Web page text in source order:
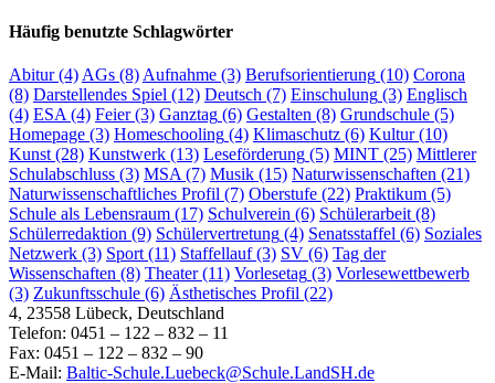
Häufig benutzte Schlagwörter
Abitur(4) AGs (8) Aufnahme (3) Berufsorientierung (10) Corona
(8) Darstellendes Spiel (12) Deutsch (7) Einschulung (3) Englisch
(4) ESA (4) Feier(3) Ganztag (6) Gestalten (8) Grundschule (5)
Homepage (3) Homeschooling (4) Klimaschutz (6) Kultur(10)
Kunst (28) Kunstwerk (13) Leseförderung (5) MINT (25) Mittlerer
Schulabschluss (3) MSA (7) Musik (15) Naturwissenschaften (21)
Naturwissenschaftliches Profil (7) Oberstufe (22) Praktikum (5)
Schule als Lebensraum (17) Schulverein (6) Schülerarbeit (8)
Schülerredaktion (9) Schülervertretung (4) Senatsstaffel (6) Soziales
Netzwerk (3) Sport (11) Staffellauf(3) SV (6) Tag der
Wissenschaften (8) Theater(11) Vorlesetag (3) Vorlesewettbewerb
(3) Zukunftsschule (6) Ästhetisches Profil (22)
4, 23558 Lübeck, Deutschland
Telefon: 0451 – 122 – 832 – 11
Fax: 0451 – 122 – 832 – 90
E-Mail: Baltic-Schule.Luebeck@Schule.LandSH.de